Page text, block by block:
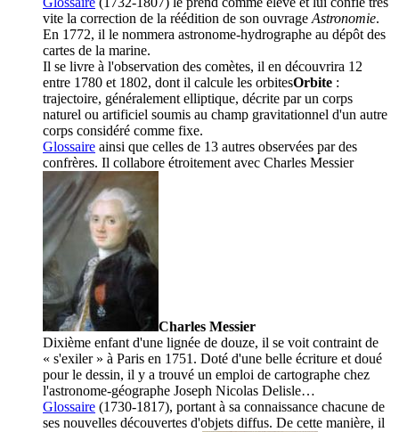
vite la correction de la réédition de son ouvrage Astronomie.
En 1772, il le nommera astronome-hydrographe au dépôt des
cartes de la marine.
Il se livre à l'observation des comètes, il en découvrira 12
entre 1780 et 1802, dont il calcule les orbitesOrbite :
trajectoire, généralement elliptique, décrite par un corps
naturel ou artificiel soumis au champ gravitationnel d'un autre
corps considéré comme fixe.
Glossaire ainsi que celles de 13 autres observées par des
confrères. Il collabore étroitement avec Charles Messier
Charles Messier
Dixième enfant d'une lignée de douze, il se voit contraint de
« s'exiler » à Paris en 1751. Doté d'une belle écriture et doué
pour le dessin, il y a trouvé un emploi de cartographe chez
l'astronome-géographe Joseph Nicolas Delisle…
Glossaire (1730-1817), portant à sa connaissance chacune de
ses nouvelles découvertes d'objets diffus. De cette manière, il